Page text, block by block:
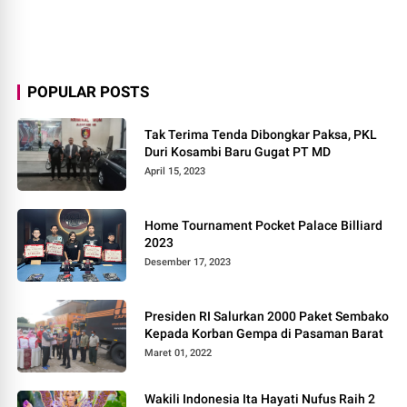
POPULAR POSTS
Tak Terima Tenda Dibongkar Paksa, PKL
Duri Kosambi Baru Gugat PT MD
April 15, 2023
Home Tournament Pocket Palace Billiard
2023
Desember 17, 2023
Presiden RI Salurkan 2000 Paket Sembako
Kepada Korban Gempa di Pasaman Barat
Maret 01, 2022
Wakili Indonesia Ita Hayati Nufus Raih 2